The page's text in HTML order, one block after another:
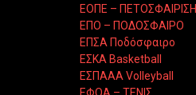
ΕΟΠΕ – ΠΕΤΟΣΦΑΙΡΙΣΗ
ΕΠΟ – ΠΟΔΟΣΦΑΙΡΟ
ΕΠΣΑ Ποδόσφαιρο
ΕΣΚΑ Basketball
ΕΣΠΑΑΑ Volleyball